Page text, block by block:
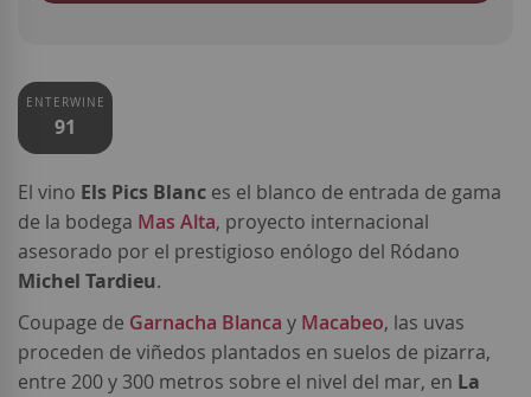
ENTERWINE
91
El vino Els Pics Blanc es el blanco de entrada de gama
de la bodega Mas Alta, proyecto internacional
asesorado por el prestigioso enólogo del Ródano
Michel Tardieu.
Coupage de Garnacha Blanca y Macabeo, las uvas
proceden de viñedos plantados en suelos de pizarra,
entre 200 y 300 metros sobre el nivel del mar, en La